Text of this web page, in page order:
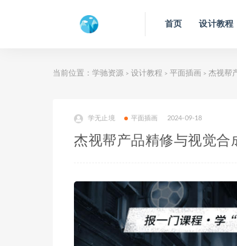
首页 设计教程
当前位置： 学驰资源 > 设计教程 > 平面插画 > 杰视帮
学无止境 平面插画 2024-09-18
杰视帮产品精修与视觉合